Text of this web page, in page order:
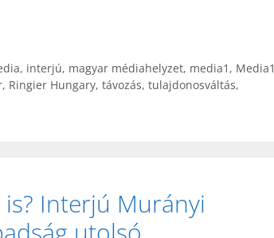
, interjú, magyar médiahelyzet, media1 , Media1
, Ringier Hungary, távozás, tulajdonosváltás,
is? Interjú Murányi